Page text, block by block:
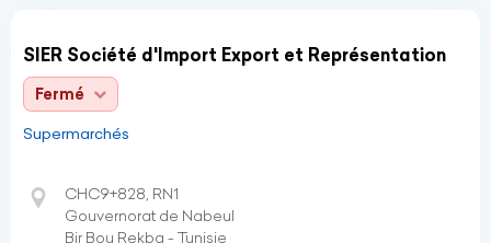
SIER Société d'Import Export et Représentation
Fermé
Supermarchés
CHC9+828, RN1
Gouvernorat de Nabeul
Bir Bou Rekba - Tunisie